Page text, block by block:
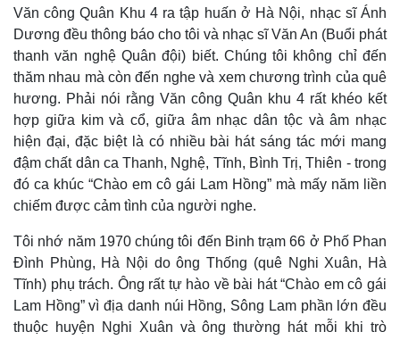
Văn công Quân Khu 4 ra tập huấn ở Hà Nội, nhạc sĩ Ánh
Dương đều thông báo cho tôi và nhạc sĩ Văn An (Buổi phát
thanh văn nghệ Quân đội) biết. Chúng tôi không chỉ đến
thăm nhau mà còn đến nghe và xem chương trình của quê
hương. Phải nói rằng Văn công Quân khu 4 rất khéo kết
hợp giữa kim và cổ, giữa âm nhạc dân tộc và âm nhạc
hiện đại, đặc biệt là có nhiều bài hát sáng tác mới mang
đậm chất dân ca Thanh, Nghệ, Tĩnh, Bình Trị, Thiên - trong
đó ca khúc “Chào em cô gái Lam Hồng” mà mấy năm liền
chiếm được cảm tình của người nghe.
Tôi nhớ năm 1970 chúng tôi đến Binh trạm 66 ở Phố Phan
Đình Phùng, Hà Nội do ông Thống (quê Nghi Xuân, Hà
Tĩnh) phụ trách. Ông rất tự hào về bài hát “Chào em cô gái
Lam Hồng” vì địa danh núi Hồng, Sông Lam phần lớn đều
thuộc huyện Nghi Xuân và ông thường hát mỗi khi trò